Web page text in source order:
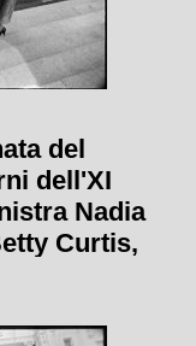
del
dell'XI
Nadia
Curtis,